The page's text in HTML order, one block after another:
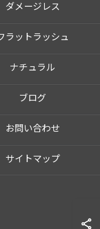
ダメージレス
ラットラッシュ
ナチュラル
ブログ
お問い合わせ
サイトマップ